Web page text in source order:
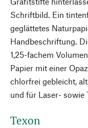
Schriftbild. Ein
geglättetes
Handbeschriftung.
1,25-fachem
Papier mit einer
chlorfrei gebleicht,
und für Laser- sowie
Texon